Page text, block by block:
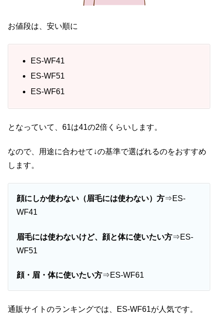
お値段は、安い順に
ES-WF41
ES-WF51
ES-WF61
となっていて、61は41の2倍くらいします。
なので、用途に合わせて↓の基準で選ばれるのをおすすめ
します。
顔にしか使わない（眉毛には使わない）方⇒ES-
WF41
眉毛には使わないけど、顔と体に使いたい方⇒ES-
WF51
顔・眉・体に使いたい方⇒ES-WF61
通販サイトのランキングでは、ES-WF61が人気です。